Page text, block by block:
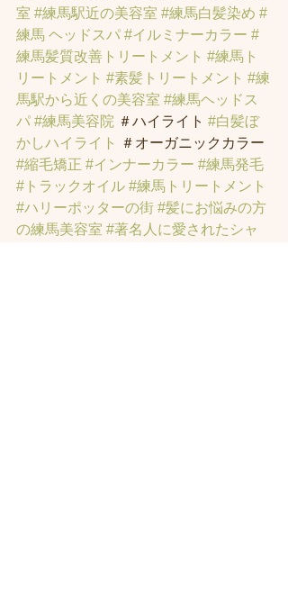
室 #練馬駅近の美容室 #練馬白髪染め #
練馬 ヘッドスパ #イルミナーカラー #
練馬髪質改善トリートメント #練馬ト
リートメント #素髪トリートメント #練
馬駅から近くの美容室 #練馬ヘッドス
パ #練馬美容院 ＃ハイライト #白髪ぼ
かしハイライト
＃オーガニックカラー
#縮毛矯正 #インナーカラー #練馬発毛
#トラックオイル #練馬トリートメント
#ハリーポッターの街 #髪にお悩みの方
の練馬美容室 #著名人に愛されたシャ